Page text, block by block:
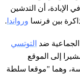
في الإبادة، أن التدشين
بين فرنسا ورواندا .
ضد التوتسي
إلى الموقع
وهما "موقعا سلطة